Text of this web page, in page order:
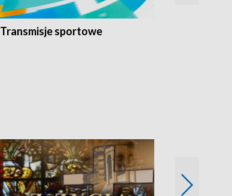
Transmisje sportowe